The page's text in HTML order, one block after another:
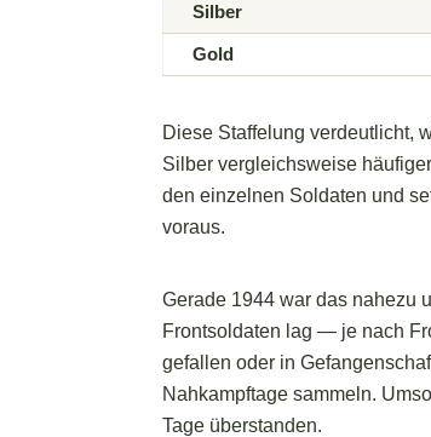
Silber
Gold
Diese Staffelung verdeutlicht,
Silber vergleichsweise
den einzelnen Soldaten und
voraus.
Gerade 1944 war das nahezu
Frontsoldaten lag — je nach
gefallen oder in
Nahkampftage sammeln.
Tage überstanden.